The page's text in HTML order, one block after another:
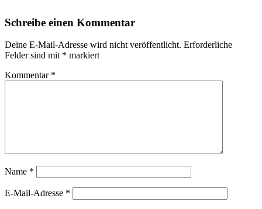
Schreibe einen Kommentar
Deine E-Mail-Adresse wird nicht veröffentlicht. Erforderliche
Felder sind mit * markiert
Kommentar *
Name *
E-Mail-Adresse *